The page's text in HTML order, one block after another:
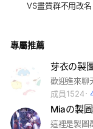
VS畫質群不用改
專屬推薦
芽衣の製
歡迎進來聊
成員1524
Miaの製圖